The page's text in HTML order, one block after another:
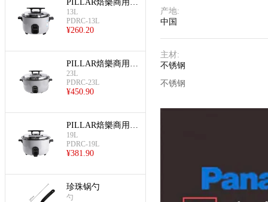
PILLAR焙樂商用不
粘鼓形电饭煲(商用
不粘鼓形电饭煲 13
L)
13L
PDRC-13L
¥260.20
PILLAR焙樂商用不
粘鼓形电饭煲(商用
不粘鼓形电饭煲 23
L)
23L
PDRC-23L
¥450.90
PILLAR焙樂商用不
粘鼓形电饭煲(商用
不粘鼓形电饭煲 19
L)
19L
PDRC-19L
¥381.90
珍珠锅勺
勺
产地:
中国
主材:
不锈钢
不锈钢